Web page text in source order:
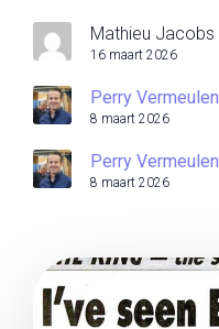
Mathieu Jacobs
16 maart 2026
Perry Vermeulen
8 maart 2026
Perry Vermeulen
8 maart 2026